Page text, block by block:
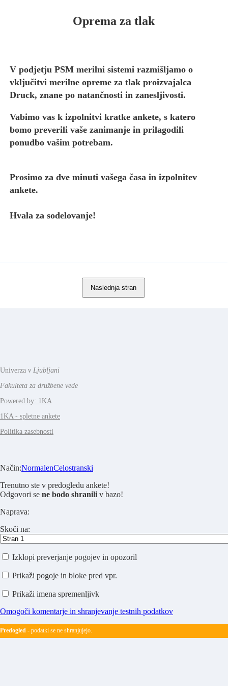
Oprema za tlak
V podjetju PSM merilni sistemi razmišljamo o
vključitvi merilne opreme za tlak proizvajalca
Druck, znane po natančnosti in zanesljivosti.
Vabimo vas k izpolnitvi kratke ankete, s katero
bomo preverili vaše zanimanje in prilagodili
ponudbo vašim potrebam.
Prosimo za dve minuti vašega časa in izpolnitev
ankete.
Hvala za sodelovanje!
Univerza v Ljubljani
Fakulteta za družbene vede
Powered by: 1KA
1KA - spletne ankete
Politika zasebnosti
Način:NormalenCelostranski
Trenutno ste v predogledu ankete!
Odgovori se ne bodo shranili v bazo!
Naprava:
Skoči na:
Izklopi preverjanje pogojev in opozoril
Prikaži pogoje in bloke pred vpr.
Prikaži imena spremenljivk
Omogoči komentarje in shranjevanje testnih podatkov
Predogled - podatki se ne shranjujejo.